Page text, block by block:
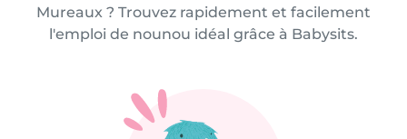
Mureaux ? Trouvez rapidement et facilement
l'emploi de nounou idéal grâce à Babysits.